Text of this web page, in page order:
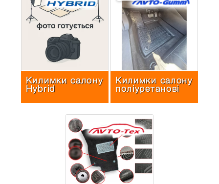
Килимки салону
Hybrid
Килимки салону
поліуретанові